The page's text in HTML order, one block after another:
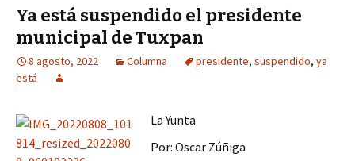
Ya está suspendido el presidente
municipal de Tuxpan
8 agosto, 2022 Columna presidente, suspendido, ya
está
La Yunta
Por: Oscar Zúñiga